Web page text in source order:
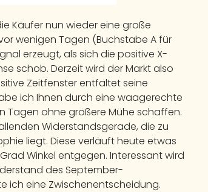
Käufer nun wieder eine große
wenigen Tagen (Buchstabe A für
erzeugt, als sich die positive X-
schob. Derzeit wird der Markt also
Zeitfenster entfaltet seine
ich Ihnen durch eine waagerechte
Tagen ohne größere Mühe schaffen.
Widerstandsgerade, die zu
liegt. Diese verläuft heute etwas
Winkel entgegen. Interessant wird
des September-
ich eine Zwischenentscheidung.